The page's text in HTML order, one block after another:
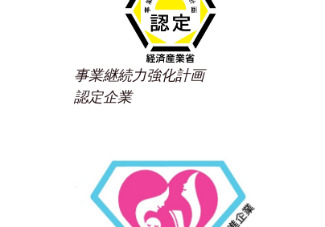
事業継続力強化計画
認定企業